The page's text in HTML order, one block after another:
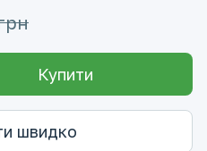
Купити
швидко